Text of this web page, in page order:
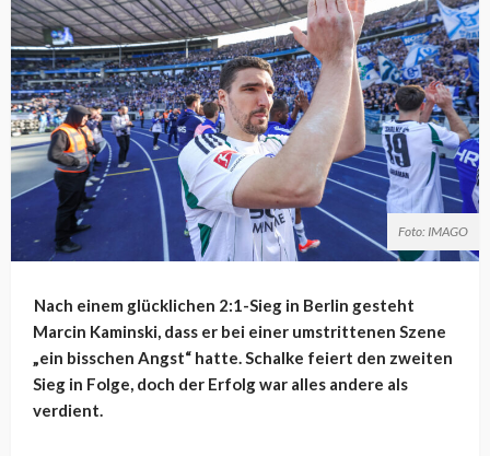
Foto: IMAGO
Nach einem glücklichen 2:1-Sieg in Berlin gesteht
Marcin Kaminski, dass er bei einer umstrittenen Szene
„ein bisschen Angst“ hatte. Schalke feiert den zweiten
Sieg in Folge, doch der Erfolg war alles andere als
verdient.